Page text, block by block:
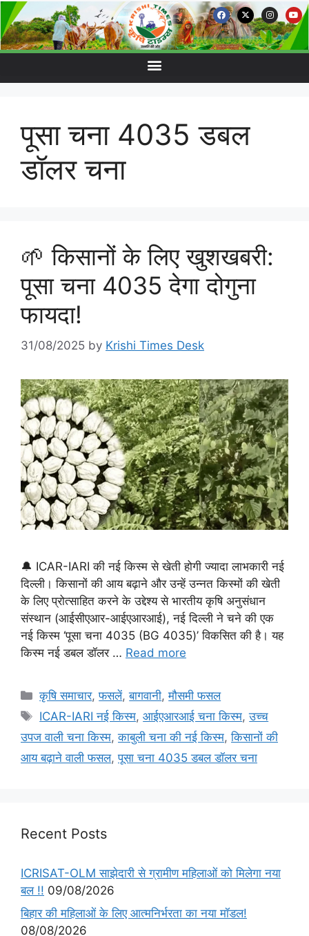
पूसा चना 4035 डबल
डॉलर चना
🌱 किसानों के लिए खुशखबरी:
पूसा चना 4035 देगा दोगुना
फायदा!
31/08/2025 by Krishi Times Desk
🔔 ICAR-IARI की नई किस्म से खेती होगी ज्यादा लाभकारी नई
दिल्ली। किसानों की आय बढ़ाने और उन्हें उन्नत किस्मों की खेती
के लिए प्रोत्साहित करने के उद्देश्य से भारतीय कृषि अनुसंधान
संस्थान (आईसीएआर-आईएआरआई), नई दिल्ली ने चने की एक
नई किस्म ‘पूसा चना 4035 (BG 4035)’ विकसित की है। यह
किस्म नई डबल डॉलर … Read more
कृषि समाचार,फसलें,बागवानी,मौसमी फसल
ICAR-IARI नई किस्म,आईएआरआई चना किस्म,उच्च
उपज वाली चना किस्म,काबुली चना की नई किस्म,किसानों की
आय बढ़ाने वाली फसल,पूसा चना 4035 डबल डॉलर चना
Recent Posts
ICRISAT-OLM साझेदारी से ग्रामीण महिलाओं को मिलेगा नया
बल !! 09/08/2026
बिहार की महिलाओं के लिए आत्मनिर्भरता का नया मॉडल!
08/08/2026